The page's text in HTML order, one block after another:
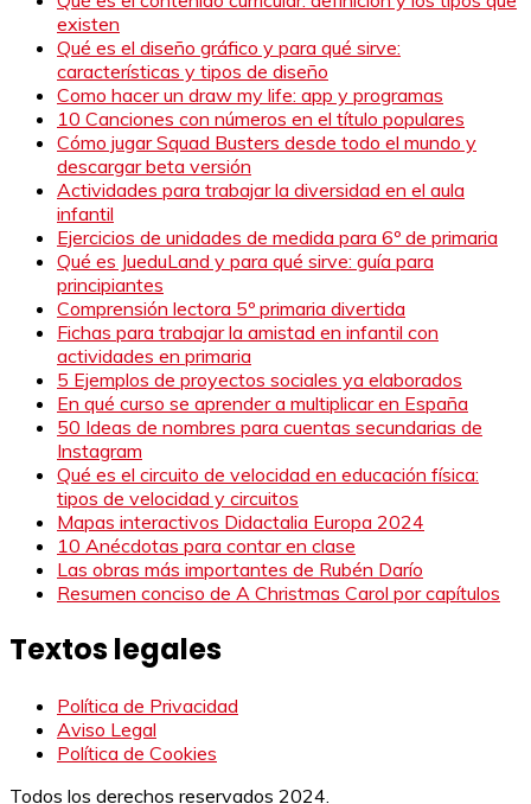
existen
Qué es el diseño gráfico y para qué sirve:
características y tipos de diseño
Como hacer un draw my life: app y programas
10 Canciones con números en el título populares
Cómo jugar Squad Busters desde todo el mundo y
descargar beta versión
Actividades para trabajar la diversidad en el aula
infantil
Ejercicios de unidades de medida para 6º de primaria
Qué es JueduLand y para qué sirve: guía para
principiantes
Comprensión lectora 5º primaria divertida
Fichas para trabajar la amistad en infantil con
actividades en primaria
5 Ejemplos de proyectos sociales ya elaborados
En qué curso se aprender a multiplicar en España
50 Ideas de nombres para cuentas secundarias de
Instagram
Qué es el circuito de velocidad en educación física:
tipos de velocidad y circuitos
Mapas interactivos Didactalia Europa 2024
10 Anécdotas para contar en clase
Las obras más importantes de Rubén Darío
Resumen conciso de A Christmas Carol por capítulos
Textos legales
Política de Privacidad
Aviso Legal
Política de Cookies
Todos los derechos reservados 2024.